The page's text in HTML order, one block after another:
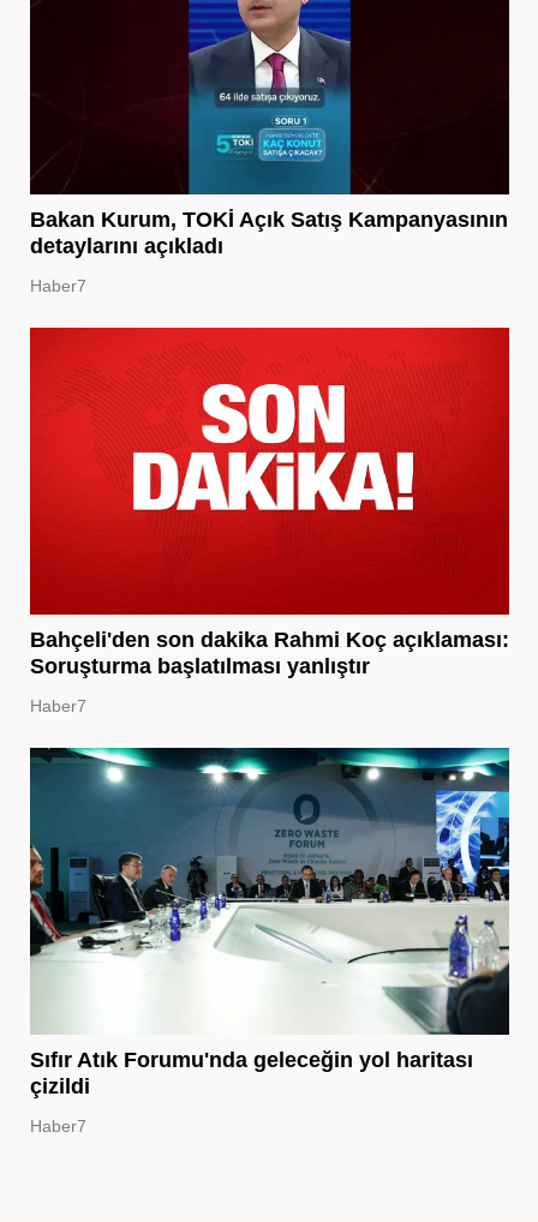
Bakan Kurum, TOKİ Açık Satış Kampanyasının
detaylarını açıkladı
Haber7
Bahçeli'den son dakika Rahmi Koç açıklaması:
Soruşturma başlatılması yanlıştır
Haber7
Sıfır Atık Forumu'nda geleceğin yol haritası
çizildi
Haber7